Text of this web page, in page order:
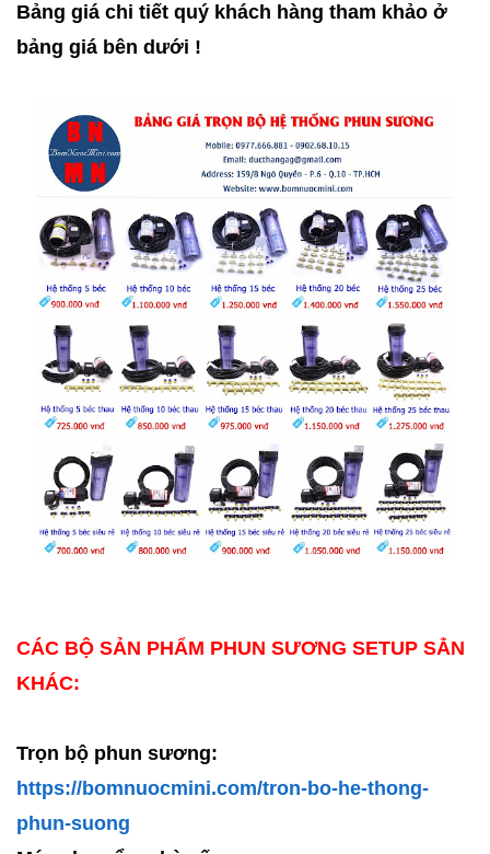
Bảng giá chi tiết quý khách hàng tham khảo ở
bảng giá bên dưới !
CÁC BỘ SẢN PHẨM PHUN SƯƠNG SETUP SẲN
KHÁC:
Trọn bộ phun sương:
https://bomnuocmini.com/tron-bo-he-thong-
phun-suong